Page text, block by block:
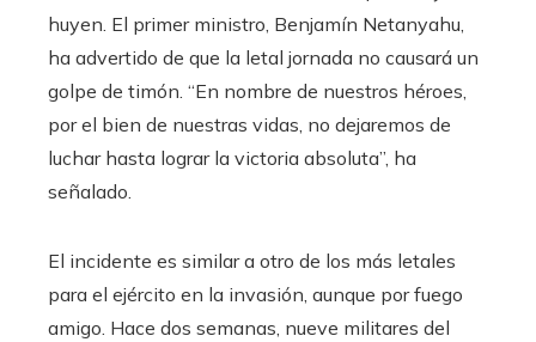
huyen. El primer ministro, Benjamín Netanyahu,
ha advertido de que la letal jornada no causará un
golpe de timón. “En nombre de nuestros héroes,
por el bien de nuestras vidas, no dejaremos de
luchar hasta lograr la victoria absoluta”, ha
señalado.
El incidente es similar a otro de los más letales
para el ejército en la invasión, aunque por fuego
amigo. Hace dos semanas, nueve militares del